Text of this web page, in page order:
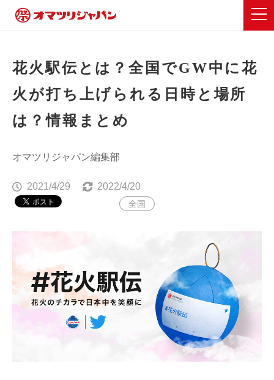
花火駅伝とは？全国でGW中に花
火が打ち上げられる日時と場所
は？情報まとめ
オマツリジャパン編集部
2021/4/29 2022/4/20
全国